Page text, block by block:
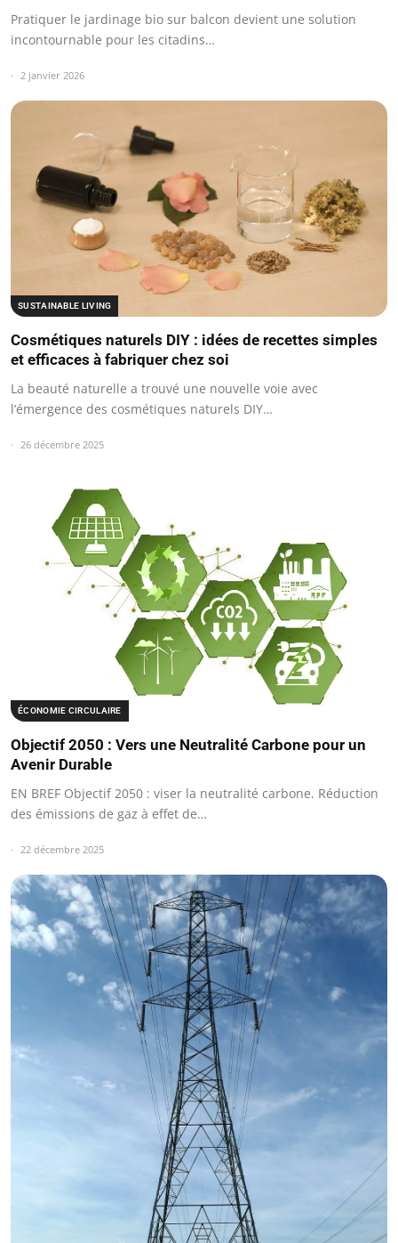
Pratiquer le jardinage bio sur balcon devient une solution
incontournable pour les citadins…
2 janvier 2026
SUSTAINABLE LIVING
Cosmétiques naturels DIY : idées de recettes simples
et efficaces à fabriquer chez soi
La beauté naturelle a trouvé une nouvelle voie avec
l’émergence des cosmétiques naturels DIY…
26 décembre 2025
ÉCONOMIE CIRCULAIRE
Objectif 2050 : Vers une Neutralité Carbone pour un
Avenir Durable
EN BREF Objectif 2050 : viser la neutralité carbone. Réduction
des émissions de gaz à effet de…
22 décembre 2025